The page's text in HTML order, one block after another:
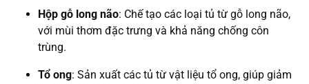
Hộp gỗ long não: Chế tạo các loại tủ từ gỗ long não,
với mùi thơm đặc trưng và khả năng chống côn
trùng.
Tổ ong: Sản xuất các tủ từ vật liệu tổ ong, giúp giảm